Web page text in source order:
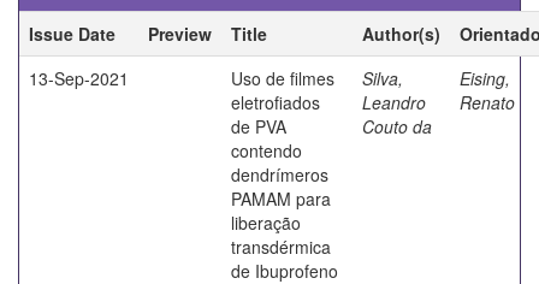
Issue Date
Preview Title Author(s)
13-Sep-2021
Uso de filmes
eletrofiados
de PVA
contendo
dendrímeros
PAMAM para
liberação
transdérmica
de Ibuprofeno
Silva,
Leandro
Couto da
Eising,
Renato